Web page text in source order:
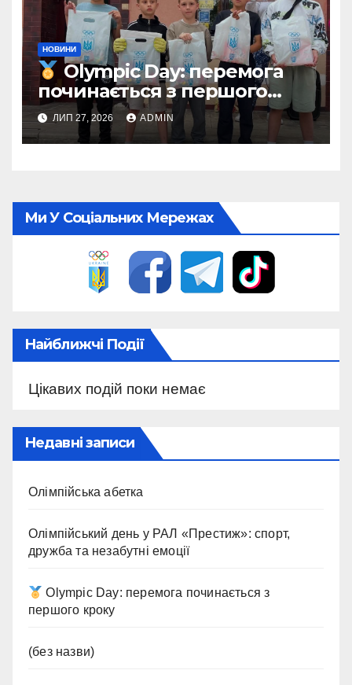
НОВИНИ
Olympic Day: перемога
починається з першого
кроку
ЛИП 27, 2026 ADMIN
Ми У Соціальних Мережах
Найближчі Події
Цікавих подій поки немає
Недавні записи
Олімпійська абетка
Олімпійський день у РАЛ «Престиж»: спорт,
дружба та незабутні емоції
Olympic Day: перемога починається з
першого кроку
(без назви)